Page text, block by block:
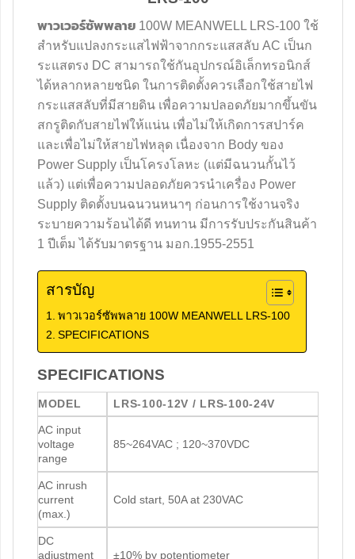
พาวเวอร์ซัพพลาย 100W MEANWELL LRS-100 ใช้
สำหรับแปลงกระแสไฟฟ้าจากกระแสสลับ AC เป็นก
ระแสตรง DC สามารถใช้กันอุปกรณ์อิเล็กทรอนิกส์
ได้หลากหลายชนิด ในการติดตั้งควรเลือกใช้สายไฟ
กระแสสลับที่มีสายดิน เพื่อความปลอดภัยมากขึ้นขัน
สกรูติดกับสายไฟให้แน่น เพื่อไม่ให้เกิดการสปาร์ค
และเพื่อไม่ให้สายไฟหลุด เนื่องจาก Body ของ
Power Supply เป็นโครงโลหะ (แต่มีฉนวนกั้นไว้
แล้ว) แต่เพื่อความปลอดภัยควรนำเครื่อง Power
Supply ติดตั้งบนฉนวนหนาๆ ก่อนการใช้งานจริง
ระบายความร้อนได้ดี ทนทาน มีการรับประกันสินค้า
1 ปีเต็ม ได้รับมาตรฐาน มอก.1955-2551
สารบัญ
พาวเวอร์ซัพพลาย 100W MEANWELL LRS-100
SPECIFICATIONS
SPECIFICATIONS
MODEL LRS-100-12V / LRS-100-24V
AC input
voltage
range
85~264VAC ; 120~370VDC
AC inrush
current
(max.)
Cold start, 50A at 230VAC
DC
adjustment
±10% by potentiometer